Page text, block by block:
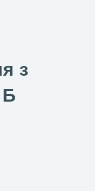
з
Б